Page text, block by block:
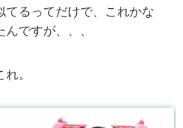
てるってだけで、これかな
ですが、、、
。